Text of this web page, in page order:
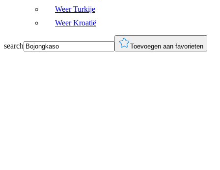
Weer Turkije
Weer Kroatië
search Toevoegen aan favorieten